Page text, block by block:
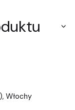
Włochy